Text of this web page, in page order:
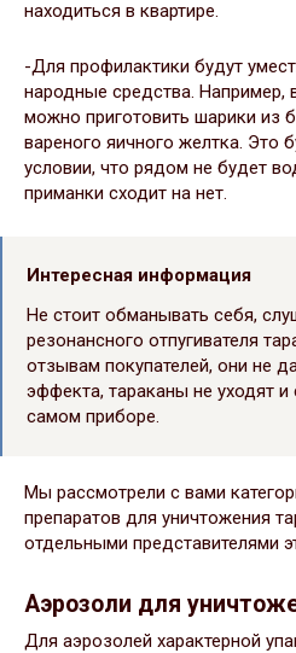
находиться в квартире.
-Для профилактики будут
народные средства. Например,
можно приготовить шарики из
вареного яичного желтка. Это
условии, что рядом не будет
приманки сходит на нет.
Интересная информация
Не стоит обманывать себя,
резонансного отпугивателя
отзывам покупателей, они не
эффекта, тараканы не уходят
самом приборе.
Мы рассмотрели с вами
препаратов для уничтожения
отдельными представителями
Аэрозоли для
Для аэрозолей характерной